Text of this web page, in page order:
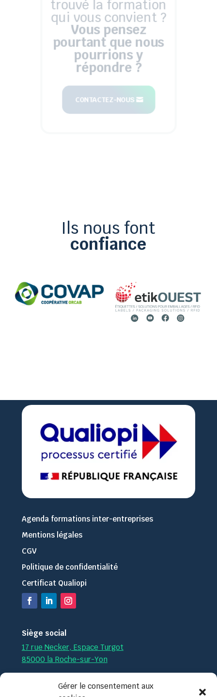
Gérer le consentement aux
trouvé la formation
qui vous convient ?
Vous pensez
pourtant que nous
pourrions y
répondre ?
CONTACTEZ-NOUS
Ils nous font
confiance
Agenda formations inter-entreprises
Mentions légales
CGV
Politique de confidentialité
Certificat Qualiopi
Siège social
17 rue Necker, Espace Turgot
85000 la Roche-sur-Yon
Par téléphone : 02.51.36.35.57